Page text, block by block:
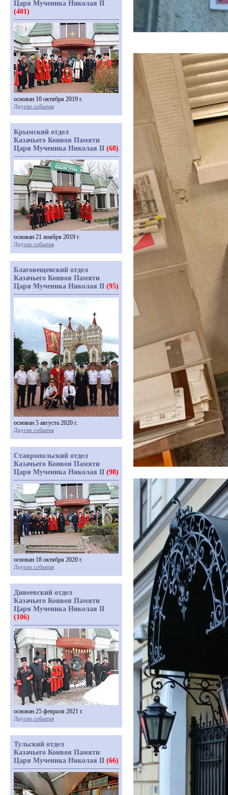
Царя Мученика Николая II
(401)
основан 10 октября 2019 г.
Другие события
Крымский отдел
Казачьего Конвоя Памяти
Царя Мученика Николая II (68)
основан 21 ноября 2019 г.
Другие события
Благовещенский отдел
Казачьего Конвоя Памяти
Царя Мученика Николая II (95)
основан 5 августа 2020 г.
Другие события
Ставропольский отдел
Казачьего Конвоя Памяти
Царя Мученика Николая II (98)
основан 18 октября 2020 г.
Другие события
Дивеевский отдел
Казачьего Конвоя Памяти
Царя Мученика Николая II
(106)
основан 25 февраля 2021 г.
Другие события
Тульский отдел
Казачьего Конвоя Памяти
Царя Мученика Николая II (66)